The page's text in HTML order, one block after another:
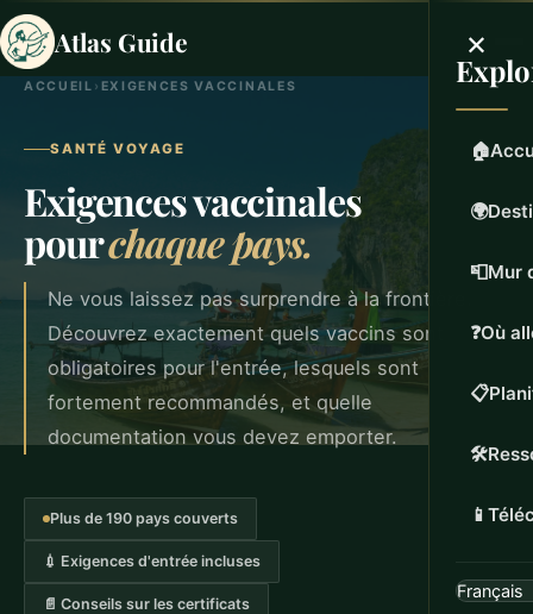
Atlas Guide ×
🏠
🌍
📮Mur
❓Où
📋
🛠️
📱
ACCUEIL › EXIGENCES VACCINALES
SANTÉ VOYAGE
Exigences vaccinales
pourchaque pays.
Ne vous laissez pas surprendre à la frontière.
Découvrez exactement quels vaccins sont
obligatoires pour l'entrée, lesquels sont
fortement recommandés, et quelle
documentation vous devez emporter.
Plus de 190 pays couverts
💉 Exigences d'entrée incluses
📄 Conseils sur les certificats